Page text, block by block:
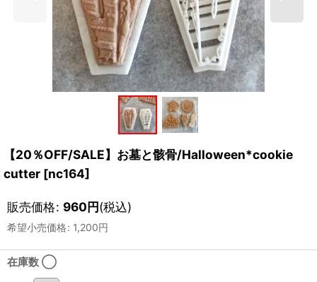
【20％OFF/SALE】お墓と骸骨/Halloween*cookie
cutter [nc164]
販売価格: 960円(税込)
希望小売価格: 1,200円
在庫数 ◯